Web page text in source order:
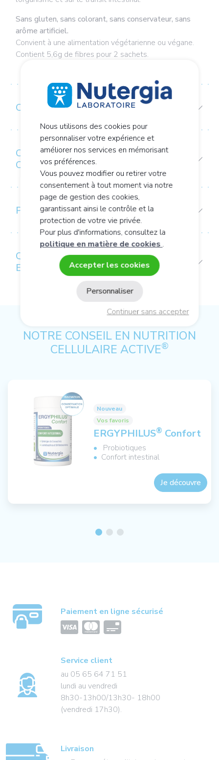
Sans gluten, sans colorant, sans conservateur, sans
arôme artificiel.
Convient à une alimentation végétarienne ou végane.
Contient 5,6g de fibres pour 2 sachets.
COMPOSITION
CONSEIL D’UTILISATION /
CONSERVATION
PRÉCAUTIONS D’EMPLOI
QUALITÉS ET CARACTÉRISTIQUES
ENVIRONNEMENTALES DU PRODUIT
NOTRE CONSEIL EN NUTRITION
CELLULAIRE ACTIVE®
Nouveau
Vos favoris
ERGYPHILUS® Confort
Probiotiques
Confort intestinal
Je découvre
Paiement en ligne sécurisé
Service client
au 05 65 64 71 51
lundi au vendredi
8h30-13h00/13h30- 18h00
(vendredi 17h30).
Livraison
Nous utilisons des cookies pour
personnaliser votre expérience et
améliorer nos services en mémorisant
vos préférences.
Vous pouvez modifier ou retirer votre
consentement à tout moment via notre
page de gestion des cookies,
garantissant ainsi le contrôle et la
protection de votre vie privée.
Pour plus d'informations, consultez la
politique en matière de cookies .
Accepter les cookies
Continuer sans accepter
Personnaliser